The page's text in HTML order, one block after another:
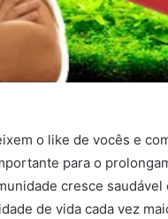
o like de vocês e
para o
cresce
de vida cada vez